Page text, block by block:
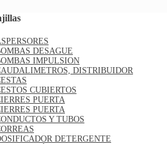
DESAGUE
IMPULSION
DISTRIBUIDOR
CUBIERTOS
PUERTA
PUERTA
Y TUBOS
DETERGENTE